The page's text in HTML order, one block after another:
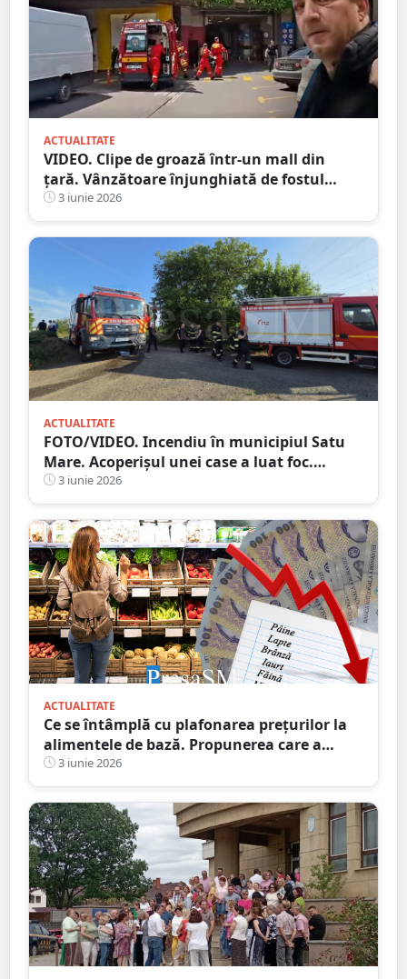
ACTUALITATE
VIDEO. Clipe de groază într-un mall din
țară. Vânzătoare înjunghiată de fostul
iubit. A urmărit-o cu cuțitul printre rafturi
3 iunie 2026
ACTUALITATE
FOTO/VIDEO. Incendiu în municipiul Satu
Mare. Acoperișul unei case a luat foc.
Intervin pompierii
3 iunie 2026
ACTUALITATE
Ce se întâmplă cu plafonarea prețurilor la
alimentele de bază. Propunerea care a
trecut de comisie
3 iunie 2026